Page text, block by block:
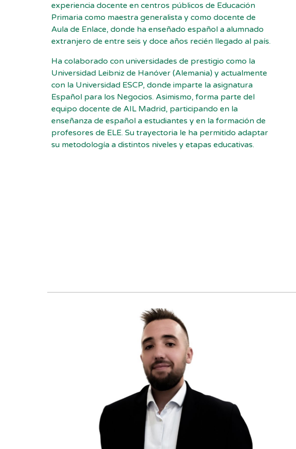
experiencia docente en centros públicos de Educación
Primaria como maestra generalista y como docente de
Aula de Enlace, donde ha enseñado español a alumnado
extranjero de entre seis y doce años recién llegado al país.
Ha colaborado con universidades de prestigio como la
Universidad Leibniz de Hanóver (Alemania) y actualmente
con la Universidad ESCP, donde imparte la asignatura
Español para los Negocios. Asimismo, forma parte del
equipo docente de AIL Madrid, participando en la
enseñanza de español a estudiantes y en la formación de
profesores de ELE. Su trayectoria le ha permitido adaptar
su metodología a distintos niveles y etapas educativas.